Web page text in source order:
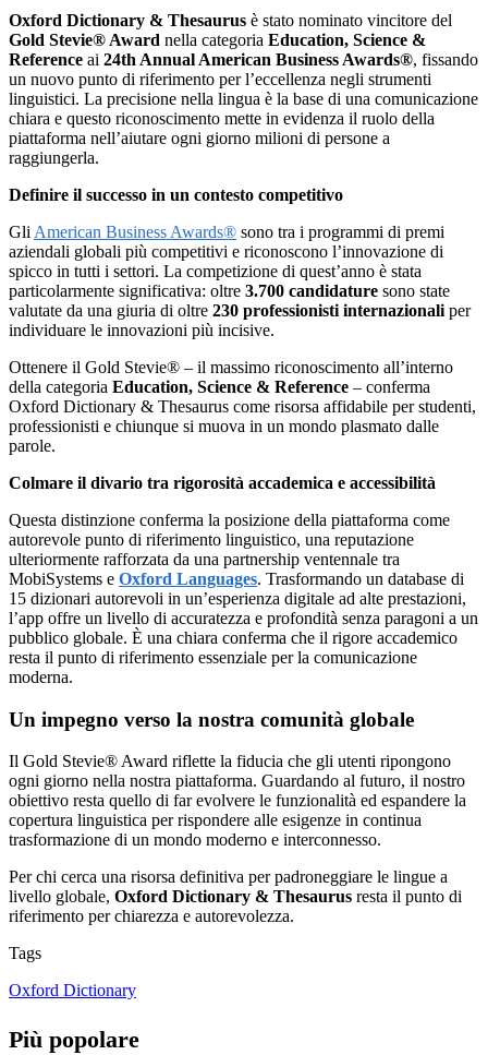
Oxford Dictionary & Thesaurus è stato nominato vincitore del
Gold Stevie® Award nella categoria Education, Science &
Reference ai 24th Annual American Business Awards®, fissando
un nuovo punto di riferimento per l’eccellenza negli strumenti
linguistici. La precisione nella lingua è la base di una comunicazione
chiara e questo riconoscimento mette in evidenza il ruolo della
piattaforma nell’aiutare ogni giorno milioni di persone a
raggiungerla.
Definire il successo in un contesto competitivo
Gli American Business Awards® sono tra i programmi di premi
aziendali globali più competitivi e riconoscono l’innovazione di
spicco in tutti i settori. La competizione di quest’anno è stata
particolarmente significativa: oltre 3.700 candidature sono state
valutate da una giuria di oltre 230 professionisti internazionali per
individuare le innovazioni più incisive.
Ottenere il Gold Stevie® – il massimo riconoscimento all’interno
della categoria Education, Science & Reference – conferma
Oxford Dictionary & Thesaurus come risorsa affidabile per studenti,
professionisti e chiunque si muova in un mondo plasmato dalle
parole.
Colmare il divario tra rigorosità accademica e accessibilità
Questa distinzione conferma la posizione della piattaforma come
autorevole punto di riferimento linguistico, una reputazione
ulteriormente rafforzata da una partnership ventennale tra
MobiSystems e Oxford Languages. Trasformando un database di
15 dizionari autorevoli in un’esperienza digitale ad alte prestazioni,
l’app offre un livello di accuratezza e profondità senza paragoni a un
pubblico globale. È una chiara conferma che il rigore accademico
resta il punto di riferimento essenziale per la comunicazione
moderna.
Un impegno verso la nostra comunità globale
Il Gold Stevie® Award riflette la fiducia che gli utenti ripongono
ogni giorno nella nostra piattaforma. Guardando al futuro, il nostro
obiettivo resta quello di far evolvere le funzionalità ed espandere la
copertura linguistica per rispondere alle esigenze in continua
trasformazione di un mondo moderno e interconnesso.
Per chi cerca una risorsa definitiva per padroneggiare le lingue a
livello globale, Oxford Dictionary & Thesaurus resta il punto di
riferimento per chiarezza e autorevolezza.
Tags
Oxford Dictionary
Più popolare